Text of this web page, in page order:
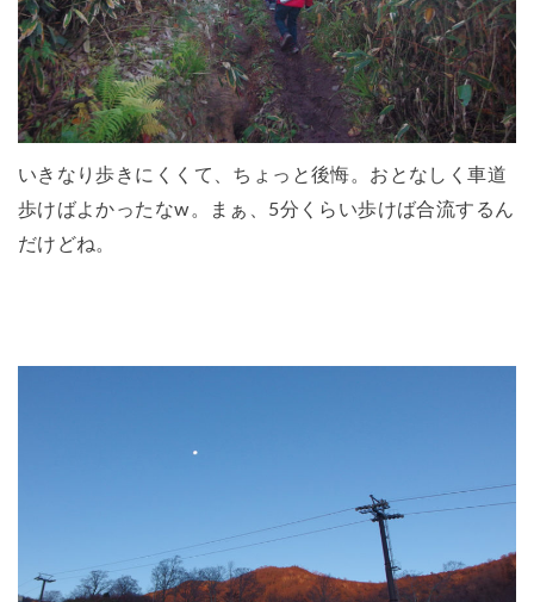
いきなり歩きにくくて、ちょっと後悔。おとなしく車道
歩けばよかったなw。まぁ、5分くらい歩けば合流するん
だけどね。